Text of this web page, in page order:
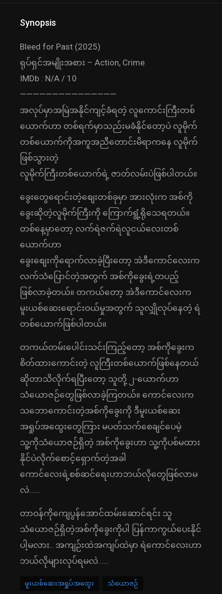
Synopsis
Bleed for Past (2025)
ရုပ်ရှင်အမျိုးအစား – Action, Crime
IMDb : N/A / 10
———————————————
အလုပ်မှာအမြဲအနိုင်ကျင့်ခံရတဲ့ လူကောင်းကြီးတစ်
ယောက်ဟာ တစ်ရက်မှာသည်းမခံနိုင်တော့ပဲ လူမိုက်
တစ်ယောက်ကိုအကူအညီတောင်းမိရာကနေ လူမိုက်
ဖြစ်သွားတဲ့
လူမိုက်ကြီးတစ်ယောက်ရဲ့ ဇာတ်လမ်းပဲဖြစ်ပါတယ်။
ခွေးတွေရောင်းတဲ့စျေးတစ်ခုမှာ အားလုံးက အစ်ကို
ခွေးဆိုတဲ့လူမိုက်ကြီးကို ကြောက်ရွံ့ရိုသေရတယ်။
တစ်နေ့မှာတော့ လက်ရဲဇက်ရဲလူငယ်လေးတစ်
ယောက်ဟာ
ခွေးစျေးကိုရောက်လာခဲ့ပြီးတော့ အဲဒီကောင်လေးက
လက်သံပြောင်တဲ့အတွက် အစ်ကိုခွေးရဲ့တပည့်
ဖြစ်လာခဲ့တယ်။ တကယ်တော့ အဲဒီကောင်လေးက
မူးယစ်ဆေးရောင်းဝယ်မှုအတွက် သူလျှိုလုပ်နေတဲ့ ရဲ
တစ်ယောက်ဖြစ်ပါတယ်။
တကယ်တမ်းပေါင်းသင်းကြည့်တော့ အစ်ကိုခွေးက
စိတ်ထားကောင်းတဲ့ လူကြီးတစ်ယောက်ဖြစ်နေတယ်
ဆိုတာသိလိုက်ရပြီးတော့ သူတို့ ၂-ယောက်ဟာ
သံယောဇဉ်တွေဖြစ်လာခဲ့ကြတယ်။ ကောင်လေးက
သဘောကောင်းတဲ့အစ်ကိုခွေးကို ဒီမူးယစ်ဆေး
အရှုပ်အထွေးတွေကြား မပတ်သက်စေချင်ပေမဲ့
သူ့ကိုသံယောဇဉ်ရှိတဲ့ အစ်ကိုခွေးဟာ သူ့ကိုပစ်မထား
နိုင်ပဲလိုက်စောင့်ရှောက်တဲ့အခါ
ကောင်လေးရဲ့စစ်ဆင်ရေးဟာဘယ်လိုတွေဖြစ်လာမ
လဲ……
တာဝန်ကိုကျေပွန်အောင်ထမ်းဆောင်ရင်း သူ
သံယောဇဉ်ရှိတဲ့အစ်ကိုခွေးကိုပါ ပြန်ကာကွယ်ပေးနိုင်
ပါ့မလား.. အကျဉ်းထဲအကျပ်ထဲမှာ ရဲကောင်လေးဟာ
ဘယ်လိုများလုပ်ရမလဲ……
မူးယစ်ဆေးအရှုပ်အထွေး သံယောဇဉ်